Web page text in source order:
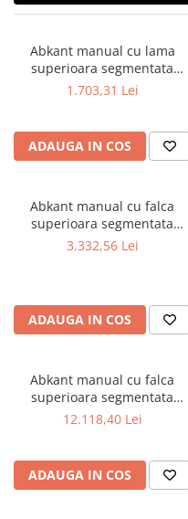
Ferastraie automate cu
Ferastraie metal cu banda si
dubla semiautomate
Ferastraie verticale
Strunguri CNC
Strunguri cu cutie de viteze
Strunguri cu surub de
Strunguri universale
Strunguri universale cu afisaj
Strunguri universale cu viteza
variabila
Masini de gaurit
si coloana
Masini de gaurit cu
Abkant manual cu lama
superioara segmentata
Bernardo SB 305 S
1.703,31 Lei
ADAUGA IN COS
Abkant manual cu falca
superioara segmentata
Bernardo SB 915 S
3.332,56 Lei
ADAUGA IN COS
Abkant manual cu falca
superioara segmentata
Bernardo TB 1020
12.118,40 Lei
ADAUGA IN COS